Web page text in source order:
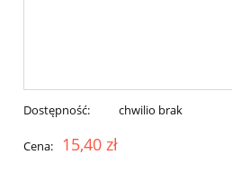
Dostępność: chwilio brak
Cena: 15,40 zł